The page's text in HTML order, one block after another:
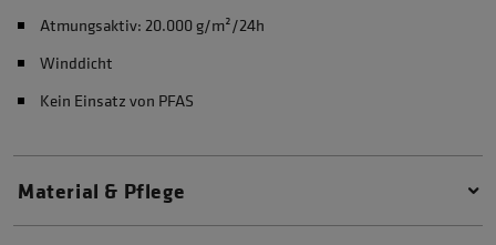
Atmungsaktiv: 20.000 g/m²/24h
Winddicht
Kein Einsatz von PFAS
Material & Pflege